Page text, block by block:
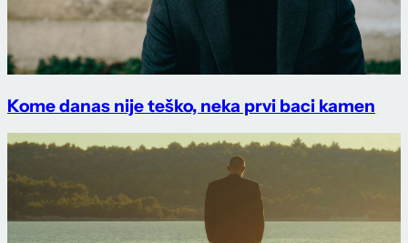
Kome danas nije teško, neka prvi baci kamen